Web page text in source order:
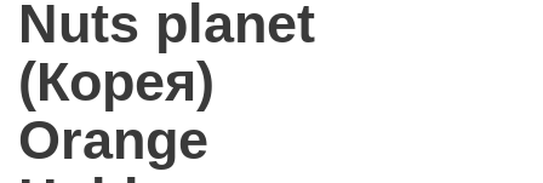
Nuts planet
(Корея)
Orange